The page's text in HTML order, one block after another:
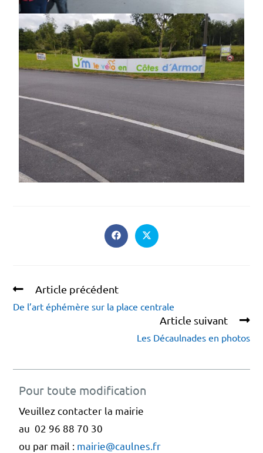
Article précédent
De l’art éphémère sur la place centrale
Article suivant
Les Décaulnades en photos
Pour toute modification
Veuillez contacter la mairie
au 02 96 88 70 30
ou par mail : mairie@caulnes.fr